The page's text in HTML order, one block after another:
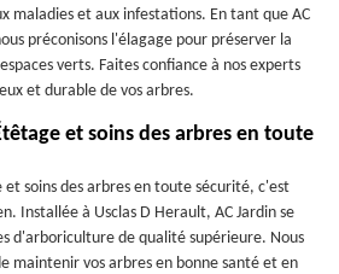
maladies et aux infestations. En tant que AC
préconisons l'élagage pour préserver la
verts. Faites confiance à nos experts
et durable de vos arbres.
et soins des arbres en toute
et soins des arbres en toute sécurité, c'est
Installée à Usclas D Herault, AC Jardin se
d'arboriculture de qualité supérieure. Nous
maintenir vos arbres en bonne santé et en